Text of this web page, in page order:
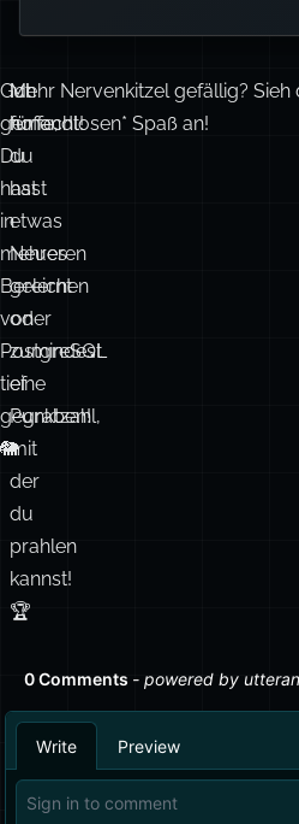
Gut
gemacht!
Du
hast
in
mehreren
Bereichen
von
PostgreSQL
tief
gegraben!
🐘
Ich
hoffe,
du
hast
etwas
Neues
gelernt
oder
zumindest
eine
Punktzahl,
mit
der
du
prahlen
kannst!
🏆
Mehr Nervenkitzel gefällig? Sieh
für endlosen* Spaß an!